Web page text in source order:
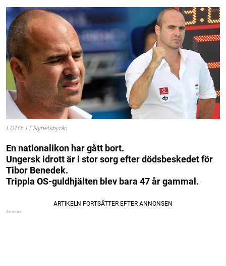
FOTO: TT Nyhetsbyrån
En nationalikon har gått bort.
Ungersk idrott är i stor sorg efter dödsbeskedet för
Tibor Benedek.
Trippla OS-guldhjälten blev bara 47 år gammal.